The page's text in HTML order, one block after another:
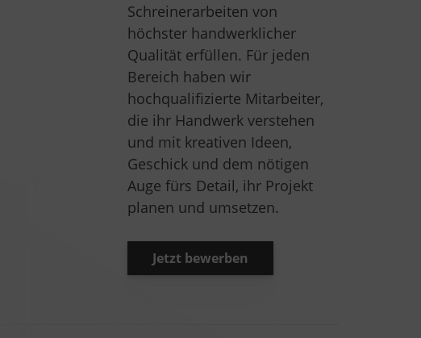
Schreinerarbeiten von
höchster handwerklicher
Qualität erfüllen. Für jeden
Bereich haben wir
hochqualifizierte Mitarbeiter,
die ihr Handwerk verstehen
und mit kreativen Ideen,
Geschick und dem nötigen
Auge fürs Detail, ihr Projekt
planen und umsetzen.
Jetzt bewerben